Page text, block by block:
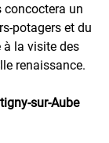
concoctera un
potagers et du
à la visite des
renaissance.
sur-Aube